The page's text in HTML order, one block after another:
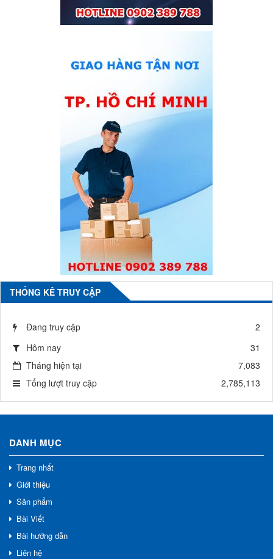
THỐNG KÊ TRUY CẬP
Đang truy cập
2
Hôm nay
31
Tháng hiện tại
7,083
Tổng lượt truy cập
2,785,113
DANH MỤC
Trang nhất
Giới thiệu
Sản phẩm
Bài Viết
Bài hướng dẫn
Liên hệ